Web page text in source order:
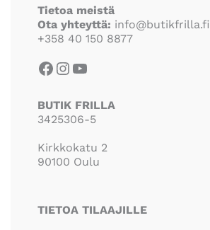
Tietoa meistä
Ota yhteyttä: info@butikfrilla.fi
+358 40 150 8877
BUTIK FRILLA
3425306-5
Kirkkokatu 2
90100 Oulu
TIETOA TILAAJILLE